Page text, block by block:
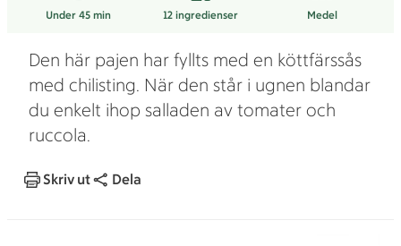
Under 45 min 12 ingredienser Medel
Den här pajen har fyllts med en köttfärssås
med chilisting. När den står i ugnen blandar
du enkelt ihop salladen av tomater och
ruccola.
Skriv ut Dela